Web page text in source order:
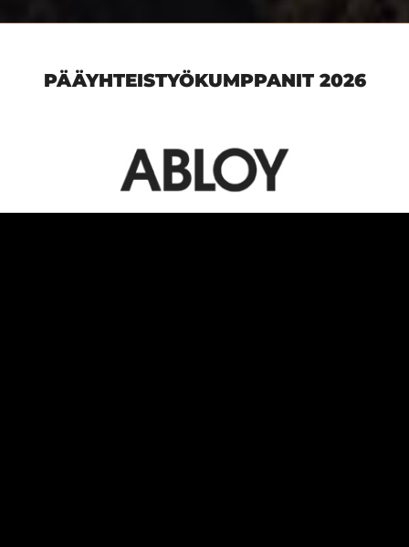
PÄÄYHTEISTYÖKUMPPANIT 2026